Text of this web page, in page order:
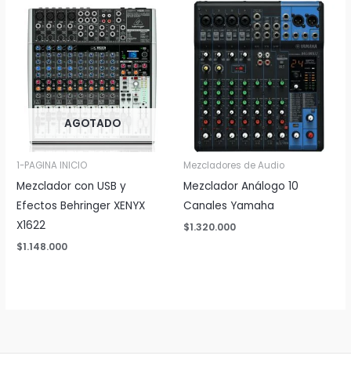
AGOTADO
1-PAGINA INICIO
Mezclador con USB y
Efectos Behringer XENYX
X1622
$1.148.000
Mezcladores de Audio
Mezclador Análogo 10
Canales Yamaha
$1.320.000